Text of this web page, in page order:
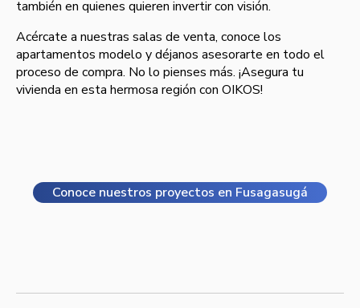
también en quienes quieren invertir con visión.
Acércate a nuestras salas de venta, conoce los
apartamentos modelo y déjanos asesorarte en todo el
proceso de compra. No lo pienses más. ¡Asegura tu
vivienda en esta hermosa región con OIKOS!
Conoce nuestros proyectos en Fusagasugá